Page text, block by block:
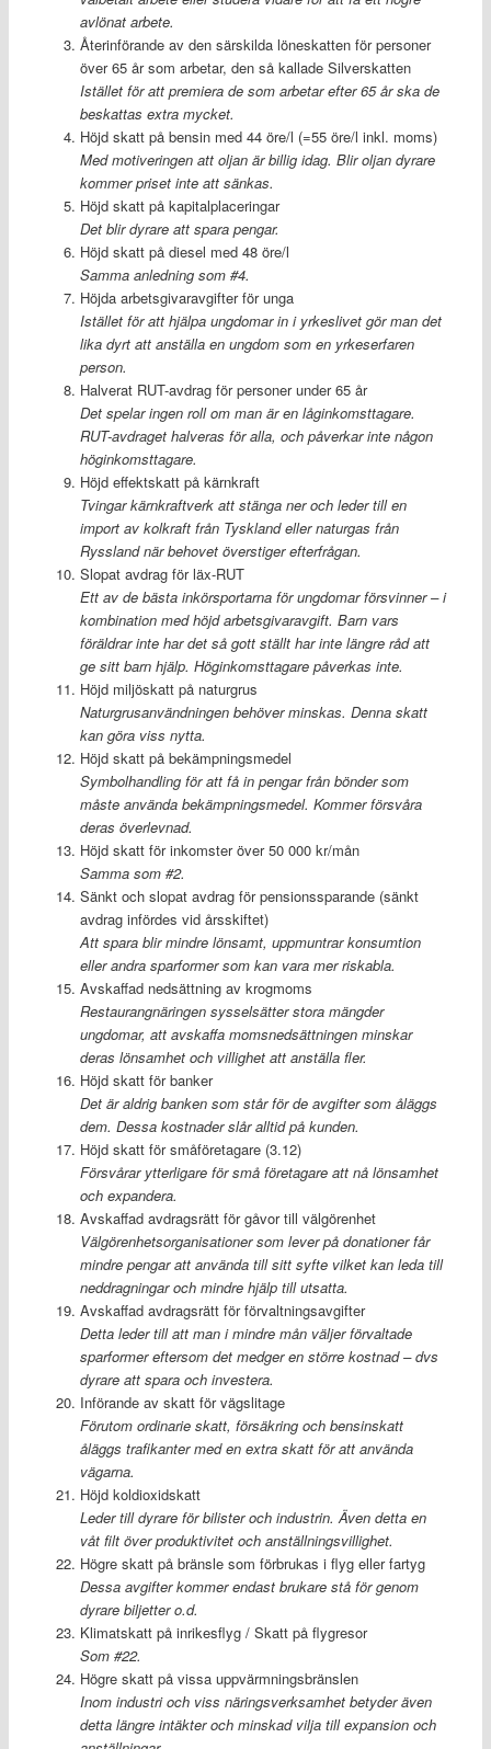
avlönat arbete.
Återinförande av den särskilda löneskatten för personer
över 65 år som arbetar, den så kallade Silverskatten
Istället för att premiera de som arbetar efter 65 år ska de
beskattas extra mycket.
Höjd skatt på bensin med 44 öre/l (=55 öre/l inkl. moms)
Med motiveringen att oljan är billig idag. Blir oljan dyrare
kommer priset inte att sänkas.
Höjd skatt på kapitalplaceringar
Det blir dyrare att spara pengar.
Höjd skatt på diesel med 48 öre/l
Samma anledning som #4.
Höjda arbetsgivaravgifter för unga
Istället för att hjälpa ungdomar in i yrkeslivet gör man det
lika dyrt att anställa en ungdom som en yrkeserfaren
person.
Halverat RUT-avdrag för personer under 65 år
Det spelar ingen roll om man är en låginkomsttagare.
RUT-avdraget halveras för alla, och påverkar inte någon
höginkomsttagare.
Höjd effektskatt på kärnkraft
Tvingar kärnkraftverk att stänga ner och leder till en
import av kolkraft från Tyskland eller naturgas från
Ryssland när behovet överstiger efterfrågan.
Slopat avdrag för läx-RUT
Ett av de bästa inkörsportarna för ungdomar försvinner – i
kombination med höjd arbetsgivaravgift. Barn vars
föräldrar inte har det så gott ställt har inte längre råd att
ge sitt barn hjälp. Höginkomsttagare påverkas inte.
Höjd miljöskatt på naturgrus
Naturgrusanvändningen behöver minskas. Denna skatt
kan göra viss nytta.
Höjd skatt på bekämpningsmedel
Symbolhandling för att få in pengar från bönder som
måste använda bekämpningsmedel. Kommer försvåra
deras överlevnad.
Höjd skatt för inkomster över 50 000 kr/mån
Samma som #2.
Sänkt och slopat avdrag för pensionssparande (sänkt
avdrag infördes vid årsskiftet)
Att spara blir mindre lönsamt, uppmuntrar konsumtion
eller andra sparformer som kan vara mer riskabla.
Avskaffad nedsättning av krogmoms
Restaurangnäringen sysselsätter stora mängder
ungdomar, att avskaffa momsnedsättningen minskar
deras lönsamhet och villighet att anställa fler.
Höjd skatt för banker
Det är aldrig banken som står för de avgifter som åläggs
dem. Dessa kostnader slår alltid på kunden.
Höjd skatt för småföretagare (3.12)
Försvårar ytterligare för små företagare att nå lönsamhet
och expandera.
Avskaffad avdragsrätt för gåvor till välgörenhet
Välgörenhetsorganisationer som lever på donationer får
mindre pengar att använda till sitt syfte vilket kan leda till
neddragningar och mindre hjälp till utsatta.
Avskaffad avdragsrätt för förvaltningsavgifter
Detta leder till att man i mindre mån väljer förvaltade
sparformer eftersom det medger en större kostnad – dvs
dyrare att spara och investera.
Införande av skatt för vägslitage
Förutom ordinarie skatt, försäkring och bensinskatt
åläggs trafikanter med en extra skatt för att använda
vägarna.
Höjd koldioxidskatt
Leder till dyrare för bilister och industrin. Även detta en
våt filt över produktivitet och anställningsvillighet.
Högre skatt på bränsle som förbrukas i flyg eller fartyg
Dessa avgifter kommer endast brukare stå för genom
dyrare biljetter o.d.
Klimatskatt på inrikesflyg / Skatt på flygresor
Som #22.
Högre skatt på vissa uppvärmningsbränslen
Inom industri och viss näringsverksamhet betyder även
detta längre intäkter och minskad vilja till expansion och